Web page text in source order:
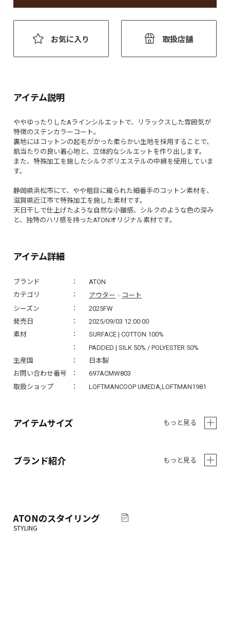
お気に入り 取扱店舗
アイテム詳細
ブランド
ATON
カテゴリ
アウター > コート
シーズン
2025FW
発売日
2025/09/03 12:00:00
素材
SURFACE | COTTON 100%
PADDED | SILK 50% / POLYESTER 50%
生産国
日本製
お問い合わせ番号
697ACMW803
取扱ショップ
LOFTMANCOOP UMEDA,LOFTMAN1981
アイテム説明
ややゆったりしたAラインシルエットで、リラックスした雰囲気が
特徴のステンカラーコート。
裏地にはコットンの起毛がかった柔らかい生地を採用することで、
肌当たりの良い着心地と、立体的なシルエットを作り出します。
また、特殊加工を施したシルクポリエステルの中綿を使用していま
す。
静岡県浜松市にて、やや粗目に織られた細番手のコットン素材を、
滋賀県近江市で特殊加工を施した素材です。
天日干しで仕上げたような自然な小皺感、シルクのような色の深み
と、独特のハリ感を持ったATONオリジナル素材です。
アイテムサイズ もっと見る
ブランド紹介 もっと見る
ATONのスタイリング